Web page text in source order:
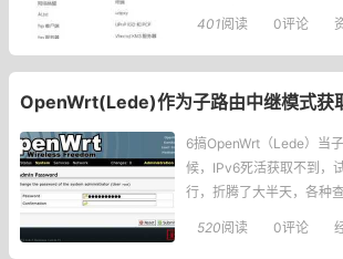
v2.5.0追到现在的v2.6.3
者的用心，真心离不开这
401阅读 0评论
OpenWrt(Lede)作为子路由中继模式获
6搞OpenWrt（Lede）当
候，IPv6死活获取不到，
行，折腾了大半天，各种
摸清楚怎么弄了！相信很
中继主路由的信号，IPv4
520阅读 0评论